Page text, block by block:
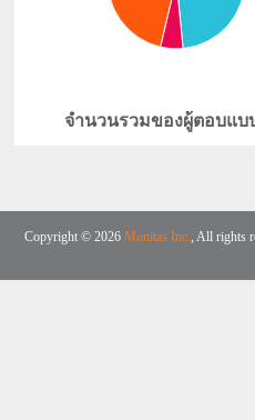
จำนวนรวมของผู้ตอบแ
Copyright © 2026Monitas Inc., All rights